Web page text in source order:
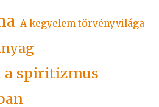
A kegyelem törvényvilága
a spiritizmus